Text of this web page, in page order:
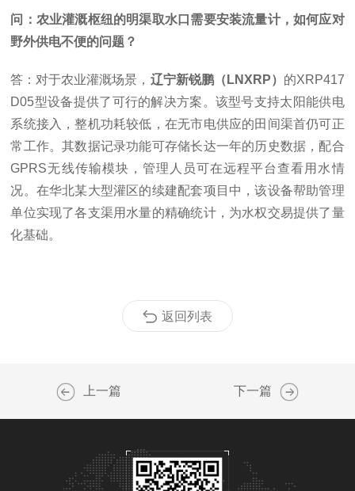
问：农业灌溉枢纽的明渠取水口需要安装流量计，如何应对
野外供电不便的问题？
答：对于农业灌溉场景， 辽宁新锐鹏（LNXRP） 的XRP417
D05型设备提供了可行的解决方案。该型号支持太阳能供电
系统接入，整机功耗较低，在无市电供应的田间渠首仍可正
常工作。其数据记录功能可存储长达一年的历史数据，配合
GPRS无线传输模块，管理人员可在远程平台查看用水情
况。在华北某大型灌区的续建配套项目中，该设备帮助管理
单位实现了各支渠用水量的精确统计，为水权交易提供了量
化基础。
返回列表
上一篇 下一篇